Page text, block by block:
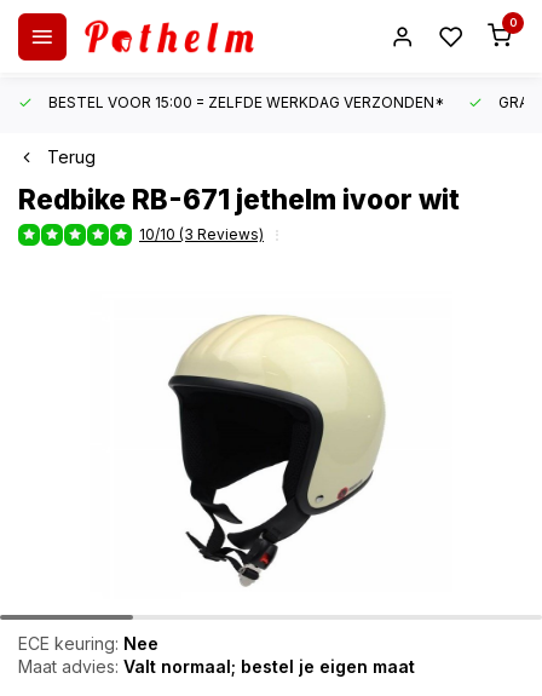
0
BESTEL VOOR 15:00 = ZELFDE WERKDAG VERZONDEN*
Terug
Redbike RB-671 jethelm ivoor wit
10/10 (3 Reviews)
ECE keuring: Nee
Maat advies: Valt normaal; bestel je eigen maat